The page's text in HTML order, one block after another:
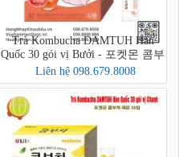
Trà Kombucha DAMTUH Hàn
Quốc 30 gói vị Bưởi - 포켓몬 콤부
차 자몽 30입
Liên hệ 098.679.8008